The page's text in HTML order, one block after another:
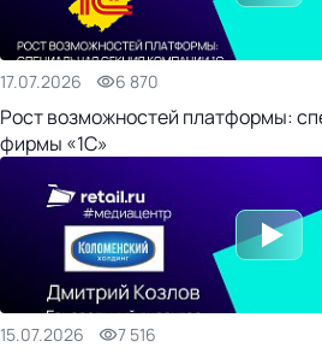
17.07.2026 6 870
Рост возможностей платформы:
фирмы «1С»
15.07.2026 7 516